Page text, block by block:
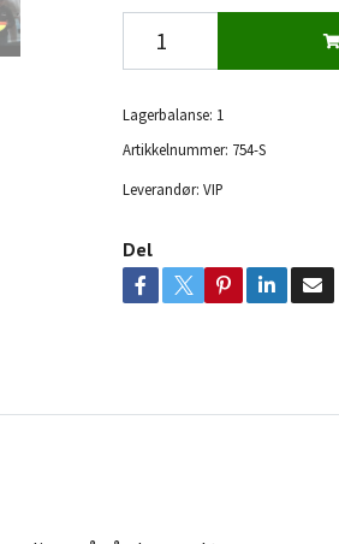
Lagerbalanse: 1
Artikkelnummer: 754-S
Leverandør: VIP
Del